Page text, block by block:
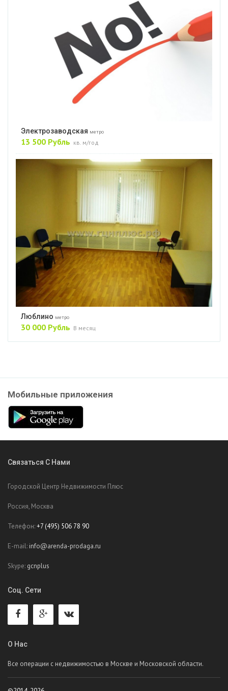
Электрозаводская метро
13 500 Рубль кв. м/год
Люблино метро
30 000 Рубль В месяц
Мобильные приложения
Связаться С Нами
Городской Центр Недвижимости Плюс
Россия, Москва
Телефон:+7 (495) 506 78 90
E-mail: info@arenda-prodaga.ru
Skype: gcnplus
Соц. Сети
О Нас
Все операции с недвижимостью в Москве и Московской области.